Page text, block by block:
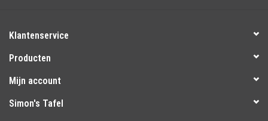
Klantenservice
Producten
Mijn account
Simon's Tafel